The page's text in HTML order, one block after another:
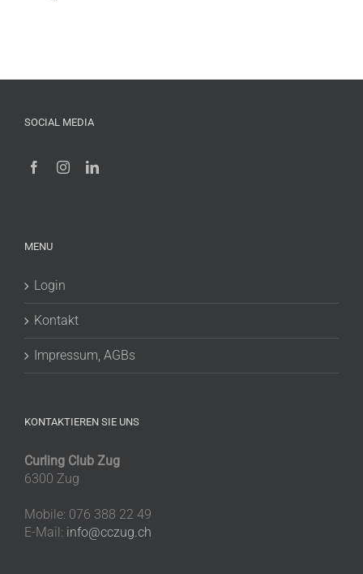
SOCIAL MEDIA
MENU
Login
Kontakt
Impressum, AGBs
KONTAKTIEREN SIE UNS
Curling Club Zug
6300 Zug
Mobile: 076 388 22 49
E-Mail: info@cczug.ch